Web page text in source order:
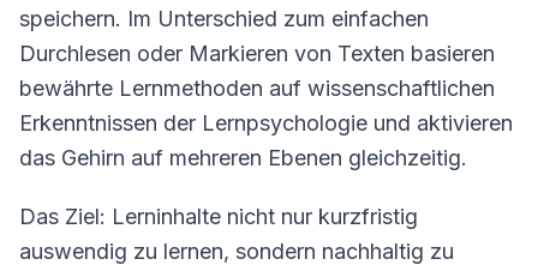
speichern. Im Unterschied zum einfachen
Durchlesen oder Markieren von Texten basieren
bewährte Lernmethoden auf wissenschaftlichen
Erkenntnissen der Lernpsychologie und aktivieren
das Gehirn auf mehreren Ebenen gleichzeitig.
Das Ziel: Lerninhalte nicht nur kurzfristig
auswendig zu lernen, sondern nachhaltig zu